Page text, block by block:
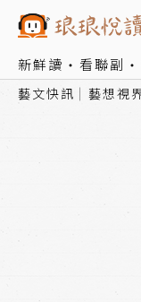
新鮮讀 看聯副
藝文快訊 藝想視